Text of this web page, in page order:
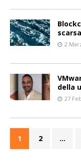
2
della
27
1 2 …